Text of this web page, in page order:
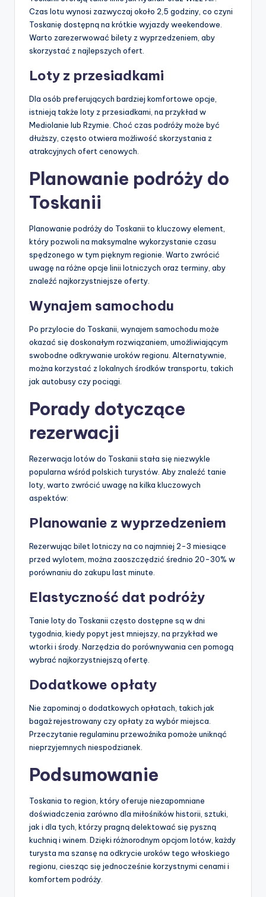
Czas lotu wynosi zazwyczaj około 2,5 godziny, co czyni
Toskanię dostępną na krótkie wyjazdy weekendowe.
Warto zarezerwować bilety z wyprzedzeniem, aby
skorzystać z najlepszych ofert.
Loty z przesiadkami
Dla osób preferujących bardziej komfortowe opcje,
istnieją także loty z przesiadkami, na przykład w
Mediolanie lub Rzymie. Choć czas podróży może być
dłuższy, często otwiera możliwość skorzystania z
atrakcyjnych ofert cenowych.
Planowanie podróży do
Toskanii
Planowanie podróży do Toskanii to kluczowy element,
który pozwoli na maksymalne wykorzystanie czasu
spędzonego w tym pięknym regionie. Warto zwrócić
uwagę na różne opcje linii lotniczych oraz terminy, aby
znaleźć najkorzystniejsze oferty.
Wynajem samochodu
Po przylocie do Toskanii, wynajem samochodu może
okazać się doskonałym rozwiązaniem, umożliwiającym
swobodne odkrywanie uroków regionu. Alternatywnie,
można korzystać z lokalnych środków transportu, takich
jak autobusy czy pociągi.
Porady dotyczące
rezerwacji
Rezerwacja lotów do Toskanii stała się niezwykle
popularna wśród polskich turystów. Aby znaleźć tanie
loty, warto zwrócić uwagę na kilka kluczowych
aspektów:
Planowanie z wyprzedzeniem
Rezerwując bilet lotniczy na co najmniej 2-3 miesiące
przed wylotem, można zaoszczędzić średnio 20-30% w
porównaniu do zakupu last minute.
Elastyczność dat podróży
Tanie loty do Toskanii często dostępne są w dni
tygodnia, kiedy popyt jest mniejszy, na przykład we
wtorki i środy. Narzędzia do porównywania cen pomogą
wybrać najkorzystniejszą ofertę.
Dodatkowe opłaty
Nie zapominaj o dodatkowych opłatach, takich jak
bagaż rejestrowany czy opłaty za wybór miejsca.
Przeczytanie regulaminu przewoźnika pomoże uniknąć
nieprzyjemnych niespodzianek.
Podsumowanie
Toskania to region, który oferuje niezapomniane
doświadczenia zarówno dla miłośników historii, sztuki,
jak i dla tych, którzy pragną delektować się pyszną
kuchnią i winem. Dzięki różnorodnym opcjom lotów, każdy
turysta ma szansę na odkrycie uroków tego włoskiego
regionu, ciesząc się jednocześnie korzystnymi cenami i
komfortem podróży.